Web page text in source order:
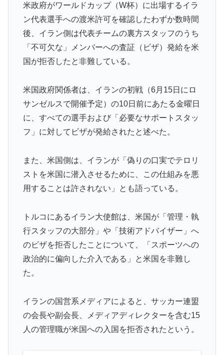
韓国が独自開発したと自慢する甘いトマト、実はそこら
辺のトマトに砂糖水を注入していただけなのが判明して
大問題にw
新聞さん、壮大な縦読みを仕込んでしまうwww
（ﾌﾞﾙﾌﾞﾙ」＝韓国の反応
韓国人「日本メディアが2002年ワールドカップ韓国準
決勝も調査すべきと主張！」→「英国メディアも一斉に
指摘‥」
した極限の中の日本人の姿に世界が衝撃
▶ 日本旅行キャンセルすべきか…1万年ぶり史上最大級の
火山の兆し＝韓国の反応
韓国人「トヨタが2027年に次世代ハイブリッドバッテ
目指す」
▶
イチローさん「僕は本を読まない。好きなアニメはドラ
ゴンボール」【海外の反応】
と日本人は何か適当に作る感じがしない・・・」「あれ
がまさに経験値である」
韓国人「フランスの有力紙も大韓サッカー協会前代未聞
の不祥事を詳細に報道！」→「国際的スキャンダルに発
米政府がワールドカップ（W杯）に出場するイラ
ン代表選手への渡米許可を確認したわずか数時間
後、イラン側は代表チームの裏方スタッフのうち
「不可欠な」メンバーへの査証（ビザ）発給を米
国が拒否したと非難している。
米国政府関係者は、イランの初戦（6月15日にロ
サンゼルスで開催予定）の10日前にあたる金曜日
に、すべての選手および「必要なサポートスタッ
フ」に対してビザが発給されたと述べた。
また、米国側は、イランが「偽りの口実でテロリ
ストを米国に潜入させるために、この仕組みを悪
用することは許されない」とも語っている。
トルコにあるイラン大使館は、米国が「管理・執
行スタッフの大部分」や「技術アドバイザー」へ
のビザを拒否したことについて、「スポーツへの
政治的に偏向した介入である」と米国を非難し
た。
イランの国営系メディアによると、サッカー連盟
の会長や副会長、メディアディレクターを含む15
人の管理職が米国への入国を拒否されたという。